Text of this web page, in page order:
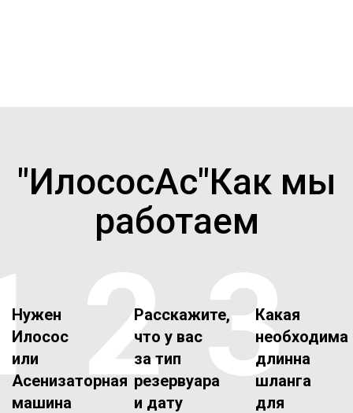
"ИлососАс"Как мы
работаем
Нужен
Илосос
или
Асенизаторная
машина
2
Расскажите,
что у вас
за тип
резервуара
и дату
3
Какая
необходима
длинна
шланга
для